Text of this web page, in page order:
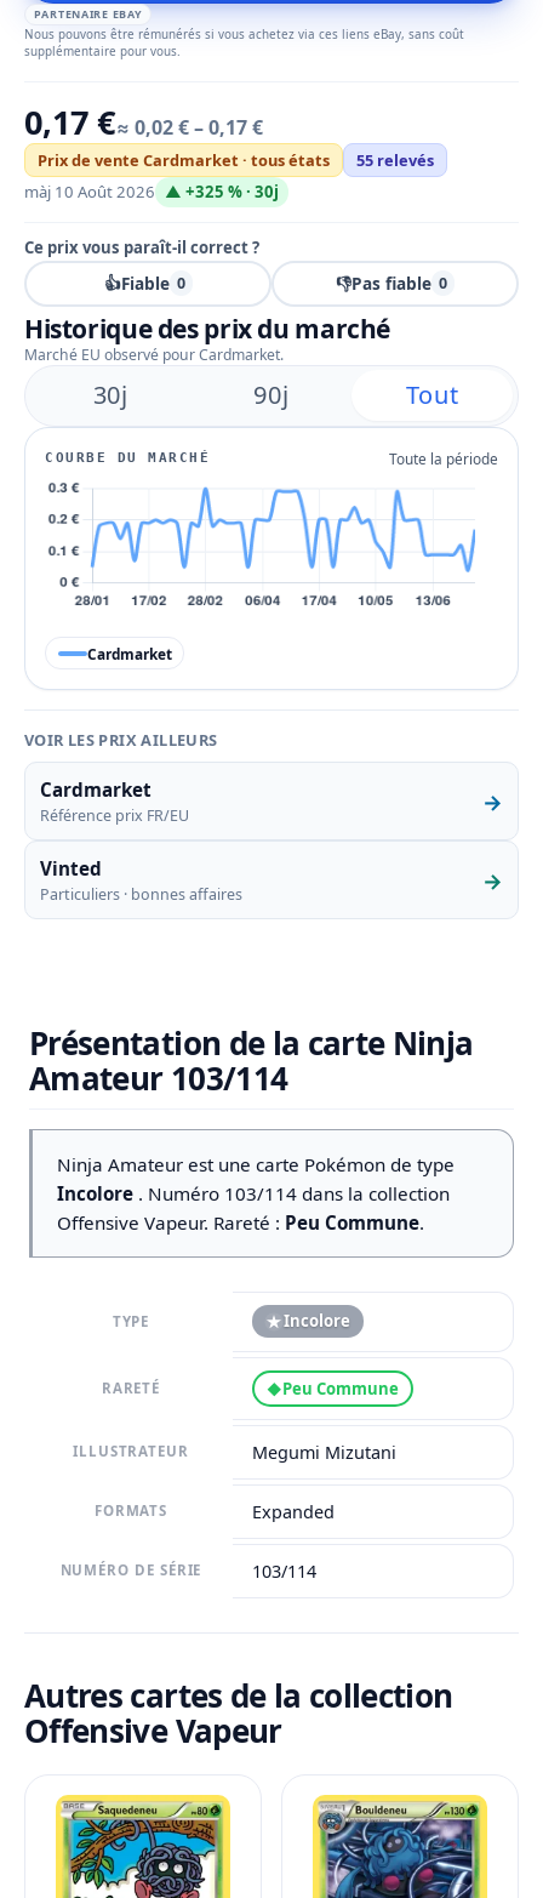
PARTENAIRE EBAY
Nous pouvons être rémunérés si vous achetez via ces liens eBay, sans coût
supplémentaire pour vous.
0,17 €≈ 0,02 € – 0,17 €
Prix de vente Cardmarket · tous états
55 relevés
màj 10 Août 2026 ▲ +325 % · 30j
Ce prix vous paraît-il correct ?
👍Fiable 0 👎Pas fiable 0
Historique des prix du marché
Marché EU observé pour Cardmarket.
30j 90j Tout
COURBE DU MARCHÉ Toute la période
Cardmarket
VOIR LES PRIX AILLEURS
Cardmarket
Référence prix FR/EU →
Vinted
Particuliers · bonnes affaires →
Présentation de la carte Ninja
Amateur 103/114
Ninja Amateur est une carte Pokémon de type
Incolore . Numéro 103/114 dans la collection
Offensive Vapeur. Rareté : Peu Commune.
TYPE Incolore
RARETÉ ◆Peu Commune
ILLUSTRATEUR Megumi Mizutani
FORMATS Expanded
NUMÉRO DE SÉRIE 103/114
Autres cartes de la collection
Offensive Vapeur